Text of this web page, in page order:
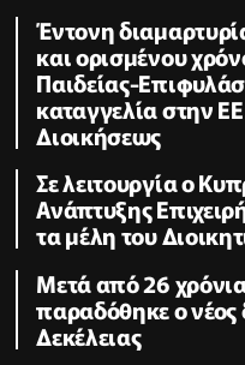
Έντονη
και ορισμένου
Παιδείας-
καταγγελία στην
Διοικήσεως
Σε λειτουργία ο
Ανάπτυξης
τα μέλη του
Μετά από 26
παραδόθηκε ο
Δεκέλειας